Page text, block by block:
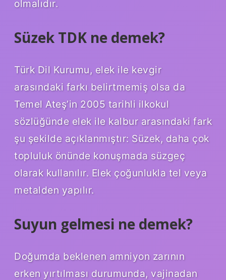
olmalıdır.
Süzek TDK ne demek?
Türk Dil Kurumu, elek ile kevgir
arasındaki farkı belirtmemiş olsa da
Temel Ateş’in 2005 tarihli ilkokul
sözlüğünde elek ile kalbur arasındaki fark
şu şekilde açıklanmıştır: Süzek, daha çok
topluluk önünde konuşmada süzgeç
olarak kullanılır. Elek çoğunlukla tel veya
metalden yapılır.
Suyun gelmesi ne demek?
Doğumda beklenen amniyon zarının
erken yırtılması durumunda, vajinadan